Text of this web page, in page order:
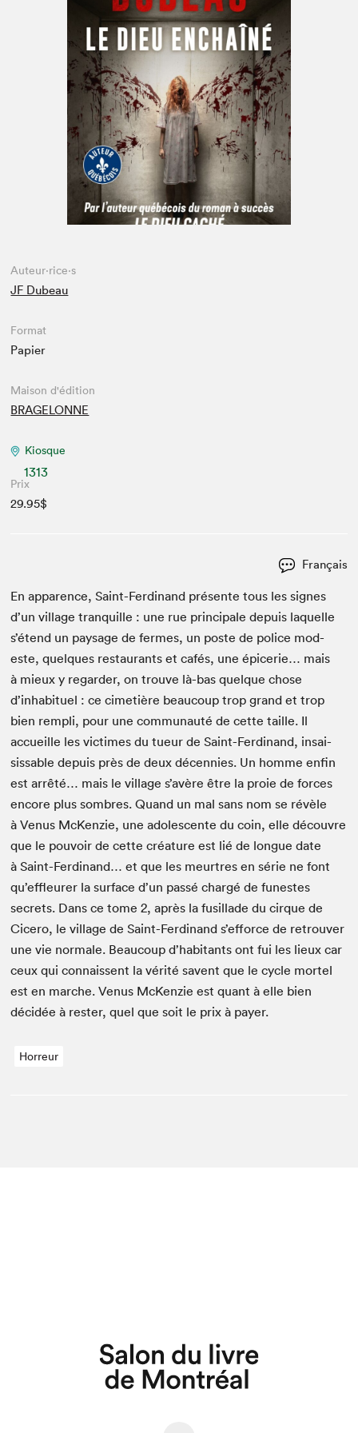
Espace médias
Auteur·rice·s
JF Dubeau
Format
Papier
Maison d'édition
BRAGELONNE
Kiosque
1313
Prix
29.95$
Français
En apparence, Saint-Fer­di­nand présente tous les signes
d’un vil­lage tran­quille : une rue prin­ci­pale depuis laque­lle
s’étend un paysage de fer­mes, un poste de police mod­
este, quelques restau­rants et cafés, une épicerie… mais
à mieux y regarder, on trou­ve là-bas quelque chose
d’inhabituel : ce cimetière beau­coup trop grand et trop
bien rem­pli, pour une com­mu­nauté de cette taille. Il
accueille les vic­times du tueur de Saint-Fer­di­nand, insai­
siss­able depuis près de deux décen­nies. Un homme enfin
est arrêté… mais le vil­lage s’avère être la proie de forces
encore plus som­bres. Quand un mal sans nom se révèle
à Venus McKen­zie, une ado­les­cente du coin, elle décou­vre
que le pou­voir de cette créa­ture est lié de longue date
à Saint-Fer­di­nand… et que les meurtres en série ne font
qu’effleurer la sur­face d’un passé chargé de funestes
secrets. Dans ce tome2, après la fusil­lade du cirque de
Cicero, le vil­lage de Saint-Fer­di­nand s’ef­force de retrou­ver
une vie nor­male. Beau­coup d’habi­tants ont fui les lieux car
ceux qui con­nais­sent la vérité savent que le cycle mor­tel
est en marche. Venus McKen­zie est quant à elle bien
décidée à rester, quel que soit le prix à payer.
Horreur